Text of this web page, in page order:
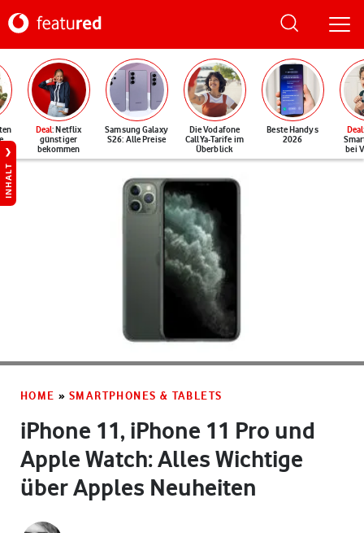
Deal: Netflix
günstiger
bekommen
Samsung Galaxy
S26: Alle Preise
Die Vodafone
CallYa-Tarife im
Überblick
Beste Handys
2026
Deal
bei
INHALT
HOME » SMARTPHONES & TABLETS
iPhone 11, iPhone 11 Pro und
Apple Watch: Alles Wichtige
über Apples Neuheiten